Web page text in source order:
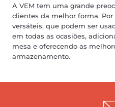
A VEM tem uma grande
clientes da melhor forma.
versáteis, que podem ser
em todas as ocasiões,
mesa e oferecendo as
armazenamento.